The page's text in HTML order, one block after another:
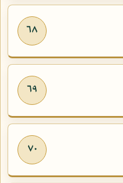
٦٨
٦٩
٧٠